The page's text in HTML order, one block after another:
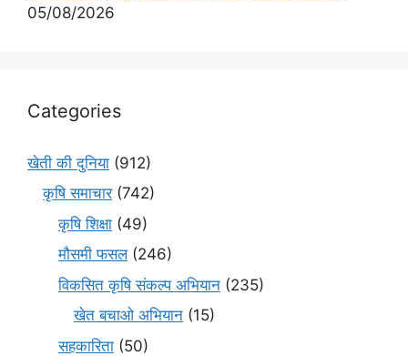
05/08/2026
Categories
खेती की दुनिया (912)
कृषि समाचार(742)
कृषि शिक्षा (49)
मौसमी फसल(246)
विकसित कृषि संकल्प अभियान (235)
खेत बचाओ अभियान (15)
सहकारिता (50)